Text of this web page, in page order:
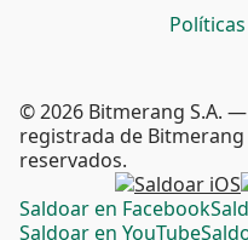
Saldoar en Facebook
Saldoar en YouTube
© 2026 Bitmerang S.A.
registrada de Bitmerang
reservados.